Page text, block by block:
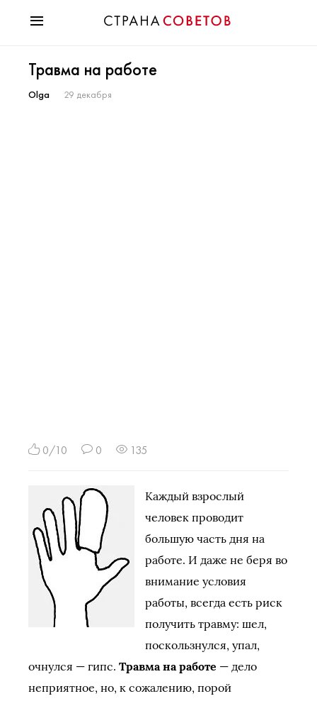
Мода
Звезды
Травма на работе
Olga 29 декабря
0/10 0 135
Каждый взрослый
человек проводит
большую часть дня на
работе. И даже не беря во
внимание условия
работы, всегда есть риск
получить травму: шел,
поскользнулся, упал,
очнулся — гипс. Травма на работе — дело
неприятное, но, к сожалению, порой